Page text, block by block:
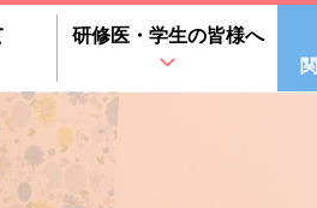
研修医・学生の皆様へ